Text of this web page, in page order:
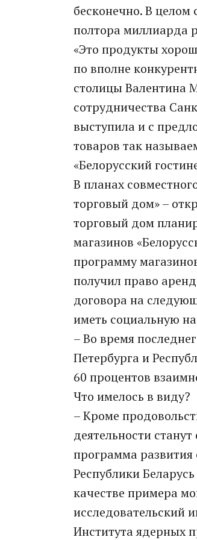
бесконечно. В целом
полтора миллиарда
«Это продукты
по вполне
столицы Валентина
сотрудничества
выступила и с
товаров так
«Белорусский
В планах
торговый дом» –
торговый дом
магазинов
программу
получил право
договора на
иметь социальную
– Во время
Петербурга и
60 процентов
Что имелось в виду?
– Кроме
деятельности
программа
Республики
качестве примера
исследовательский
Института ядерных